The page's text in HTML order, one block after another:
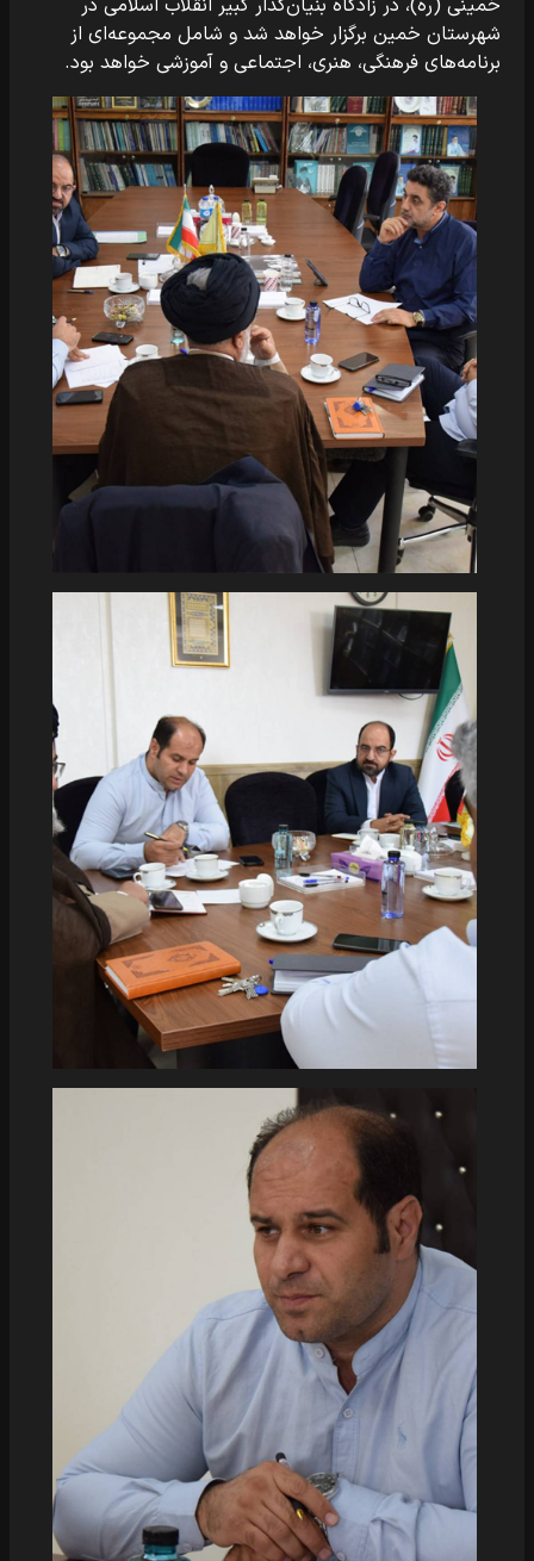
خمینی (ره)، در زادگاه بنیان‌گذار کبیر انقلاب اسلامی در
شهرستان خمین برگزار خواهد شد و شامل مجموعه‌ای از
برنامه‌های فرهنگی، هنری، اجتماعی و آموزشی خواهد بود.